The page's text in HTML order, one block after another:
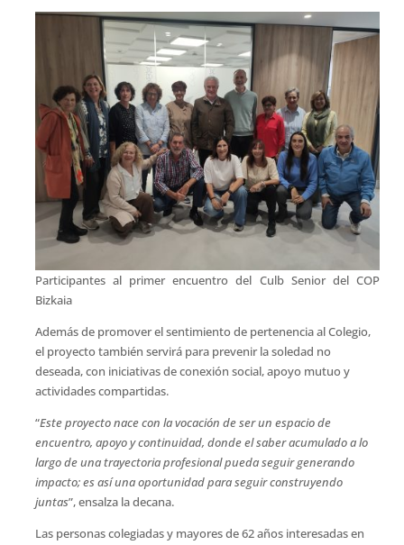
Participantes al primer encuentro del Culb Senior del COP
Bizkaia
Además de promover el sentimiento de pertenencia al Colegio,
el proyecto también servirá para prevenir la soledad no
deseada, con iniciativas de conexión social, apoyo mutuo y
actividades compartidas.
“Este proyecto nace con la vocación de ser un espacio de
encuentro, apoyo y continuidad, donde el saber acumulado a lo
largo de una trayectoria profesional pueda seguir generando
impacto; es así una oportunidad para seguir construyendo
juntas”, ensalza la decana.
Las personas colegiadas y mayores de 62 años interesadas en